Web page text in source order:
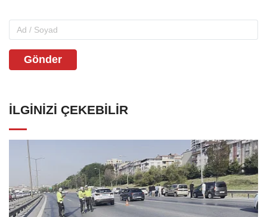
Gönder
İLGINIZI ÇEKEBILIR